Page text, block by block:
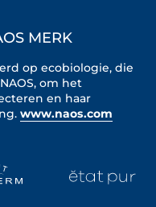
MERK
op ecobiologie, die
om het
en haar
www.naos.com